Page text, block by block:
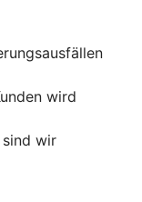
wird
sind wir